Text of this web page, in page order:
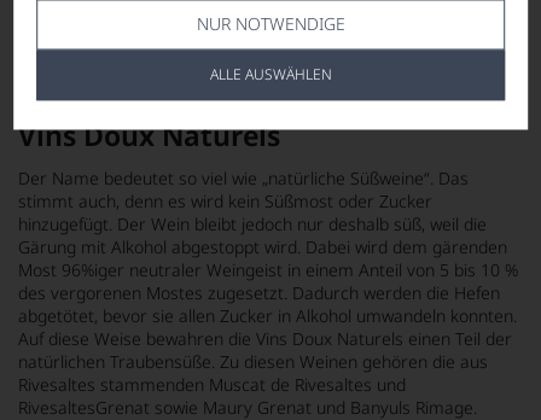
NUR NOTWENDIGE
ALLE AUSWÄHLEN
Rivesaltes und Muscat de Rivesaltes werden ausschließlich auf
der Basis eines Sortenbestands mit noblen Sorten gekeltert:
Grenache, Macabeu, Malvoisie, Muscat à Petits Grains, Muscat
Vins Doux Naturels
Der Name bedeutet so viel wie „natürliche Süßweine“. Das
stimmt auch, denn es wird kein Süßmost oder Zucker
hinzugefügt. Der Wein bleibt jedoch nur deshalb süß, weil die
Gärung mit Alkohol abgestoppt wird. Dabei wird dem gärenden
Most 96%iger neutraler Weingeist in einem Anteil von 5 bis 10 %
des vergorenen Mostes zugesetzt. Dadurch werden die Hefen
abgetötet, bevor sie allen Zucker in Alkohol umwandeln konnten.
Auf diese Weise bewahren die Vins Doux Naturels einen Teil der
natürlichen Traubensüße. Zu diesen Weinen gehören die aus
Rivesaltes stammenden Muscat de Rivesaltes und
RivesaltesGrenat sowie Maury Grenat und Banyuls Rimage.